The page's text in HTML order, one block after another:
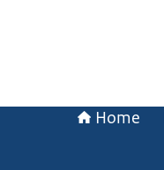
Home